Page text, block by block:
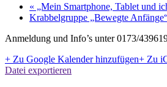
« „Mein Smartphone, Tablet und
Krabbelgruppe „Bewegte
Anmeldung und Info’s unter 0173/
+ Zu Google Kalender hinzufügen+ Zu
Datei exportieren